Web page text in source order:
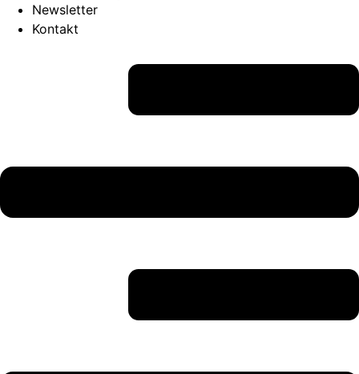
Newsletter
Kontakt